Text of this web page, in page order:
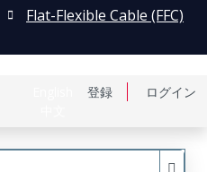
登録 ログイン
Flat-Flexible Cable (FFC)